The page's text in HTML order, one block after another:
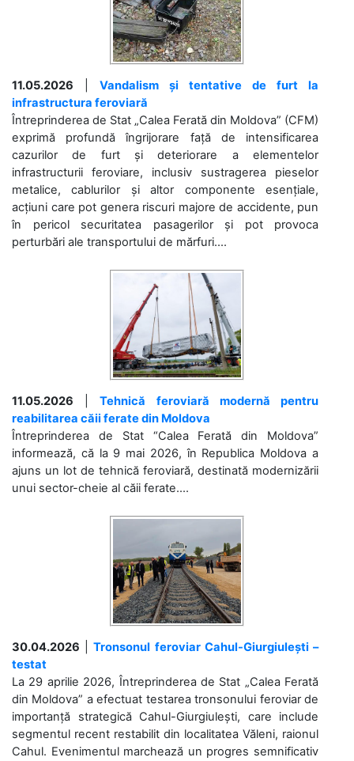
11.05.2026
Vandalism și tentative de furt la
infrastructura feroviară
Întreprinderea de Stat „Calea Ferată din Moldova” (CFM)
exprimă profundă îngrijorare față de intensificarea
cazurilor de furt și deteriorare a elementelor
infrastructurii feroviare, inclusiv sustragerea pieselor
metalice, cablurilor și altor componente esențiale,
acțiuni care pot genera riscuri majore de accidente, pun
în pericol securitatea pasagerilor și pot provoca
perturbări ale transportului de mărfuri....
11.05.2026 |Tehnică feroviară modernă pentru
reabilitarea căii ferate din Moldova
Întreprinderea de Stat “Calea Ferată din Moldova”
informează, că la 9 mai 2026, în Republica Moldova a
ajuns un lot de tehnică feroviară, destinată modernizării
unui sector-cheie al căii ferate....
30.04.2026 |Tronsonul feroviar Cahul-Giurgiulești –
testat
La 29 aprilie 2026, Întreprinderea de Stat „Calea Ferată
din Moldova” a efectuat testarea tronsonului feroviar de
importanță strategică Cahul-Giurgiulești, care include
segmentul recent restabilit din localitatea Văleni, raionul
Cahul. Evenimentul marchează un progres semnificativ